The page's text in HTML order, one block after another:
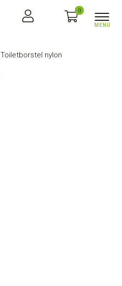
0
Toiletborstel nylon